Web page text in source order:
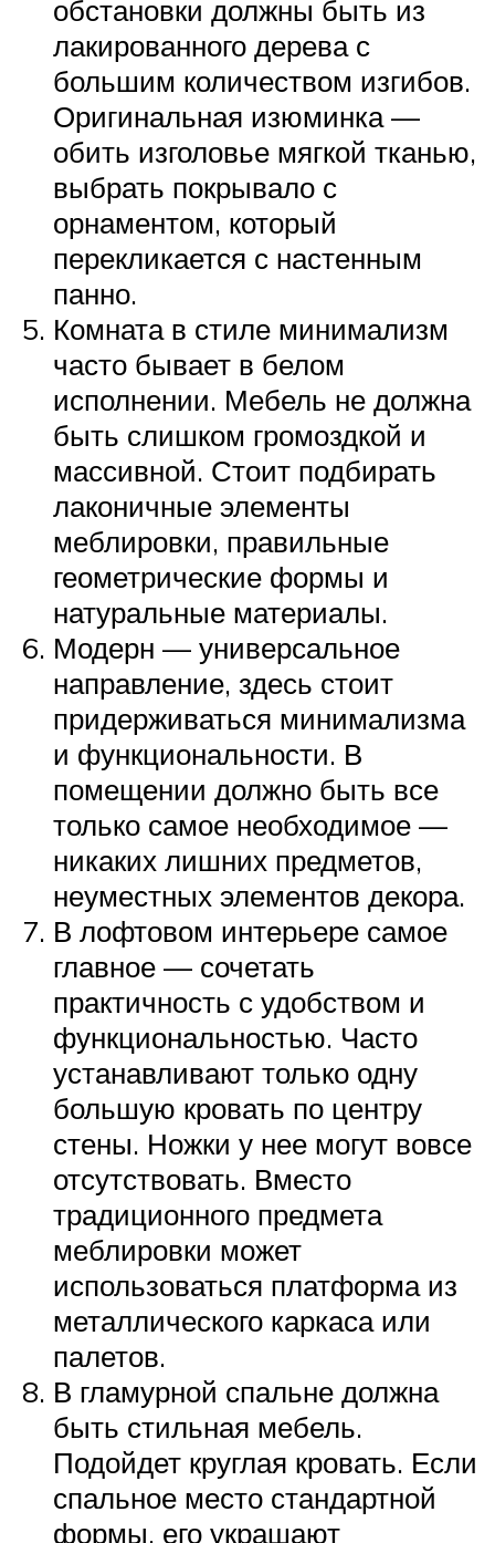
обстановки должны быть из
лакированного дерева с
большим количеством изгибов.
Оригинальная изюминка —
обить изголовье мягкой тканью,
выбрать покрывало с
орнаментом, который
перекликается с настенным
панно.
Комната в стиле минимализм
часто бывает в белом
исполнении. Мебель не должна
быть слишком громоздкой и
массивной. Стоит подбирать
лаконичные элементы
меблировки, правильные
геометрические формы и
натуральные материалы.
Модерн — универсальное
направление, здесь стоит
придерживаться минимализма
и функциональности. В
помещении должно быть все
только самое необходимое —
никаких лишних предметов,
неуместных элементов декора.
В лофтовом интерьере самое
главное — сочетать
практичность с удобством и
функциональностью. Часто
устанавливают только одну
большую кровать по центру
стены. Ножки у нее могут вовсе
отсутствовать. Вместо
традиционного предмета
меблировки может
использоваться платформа из
металлического каркаса или
палетов.
В гламурной спальне должна
быть стильная мебель.
Подойдет круглая кровать. Если
спальное место стандартной
формы, его украшают